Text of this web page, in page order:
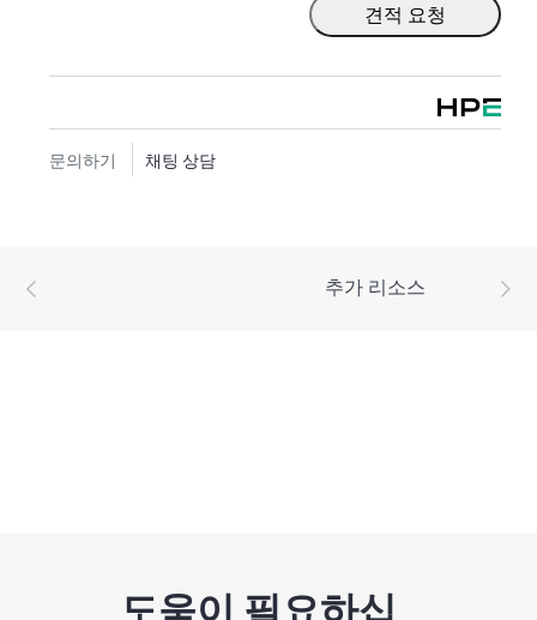
견적 요청
문의하기 채팅 상담
추가 리소스
도움이 필요하십